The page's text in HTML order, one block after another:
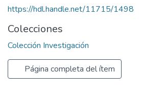
https://hdl.handle.net/11715/1498
Colecciones
Colección Investigación
Página completa del ítem